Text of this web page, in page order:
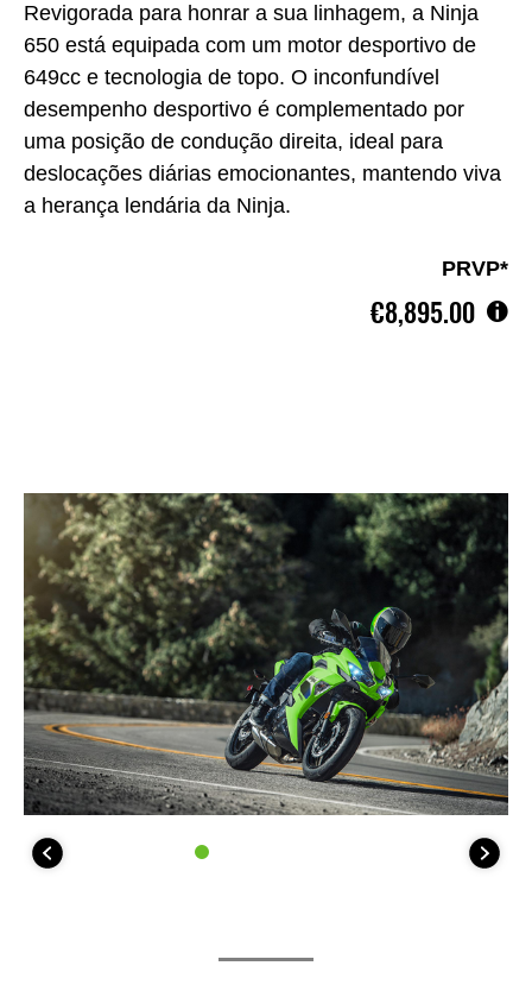
Revigorada para honrar a sua linhagem, a Ninja
650 está equipada com um motor desportivo de
649cc e tecnologia de topo. O inconfundível
desempenho desportivo é complementado por
uma posição de condução direita, ideal para
deslocações diárias emocionantes, mantendo viva
a herança lendária da Ninja.
PRVP*
€8,895.00